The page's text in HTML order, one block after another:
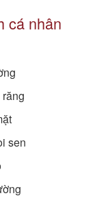
cá nhân
răng
sen